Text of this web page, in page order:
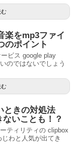
をmp3ファイ
のポイント
ビス google play
のではないでしょう
ときの対処法
いことも！？
ティリティの clipbox
わと人気が出てき